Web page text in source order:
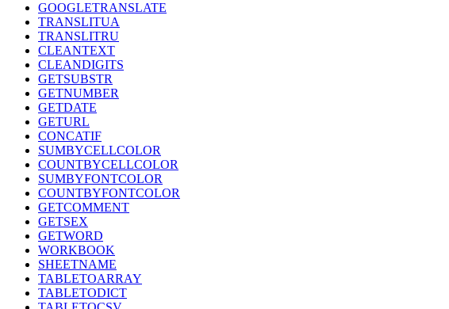
GOOGLETRANSLATE
TRANSLITUA
TRANSLITRU
CLEANTEXT
CLEANDIGITS
GETSUBSTR
GETNUMBER
GETDATE
GETURL
CONCATIF
SUMBYCELLCOLOR
COUNTBYCELLCOLOR
SUMBYFONTCOLOR
COUNTBYFONTCOLOR
GETCOMMENT
GETSEX
GETWORD
WORKBOOK
SHEETNAME
TABLETOARRAY
TABLETODICT